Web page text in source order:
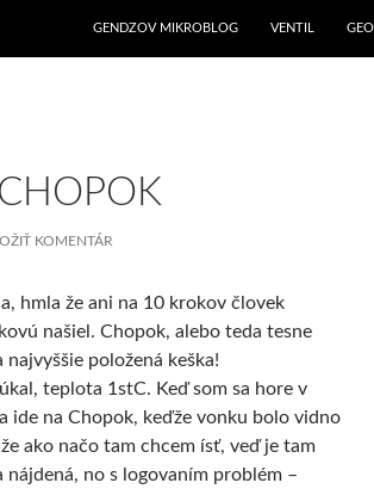
GENDZOV MIKROBLOG VENTIL
KOMENTÁR
hmla že ani na 10 krokov človek
našiel. Chopok, alebo teda tesne
položená keška!
teplota 1stC. Keď som sa hore v
ide na Chopok, keďže vonku bolo vidno
ako načo tam chcem ísť, veď je tam
nájdená, no s logovaním problém –